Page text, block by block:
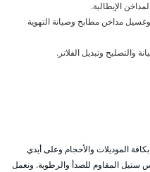
الإيطالية.
مداخن مطابخ وصيانة التهوية
والتصليح وتبديل الفلاتر.
الموديلات والأحجام وعلى أيدي
ستيل المقاوم للصدأ والرطوبة. ونعمل